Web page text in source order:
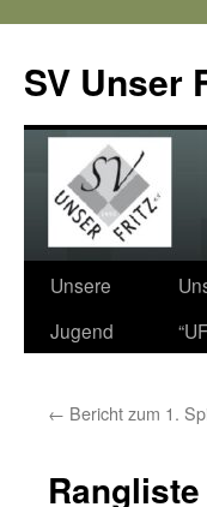
SV Unser
Zum
Inhalt
Unsere
Jugend
← Bericht zum 1.